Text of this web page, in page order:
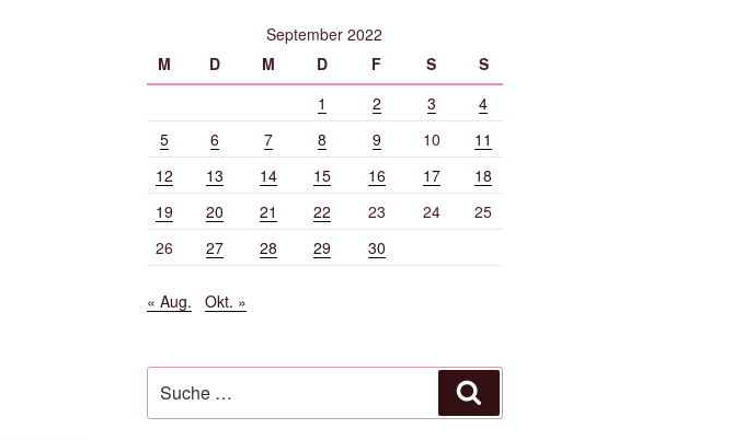
September 2022
M
D M D F S
S
1
2 3
4
5
6 7 8 9 10
11
12
13 14 15 16 17
18
19
20 21 22 23 24
25
26
27 28 29 30
« Aug. Okt. »
nach: